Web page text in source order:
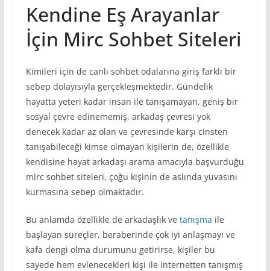
Kendine Eş Arayanlar
İçin Mirc Sohbet Siteleri
Kimileri için de canlı sohbet odalarına giriş farklı bir
sebep dolayısıyla gerçekleşmektedir. Gündelik
hayatta yeteri kadar insan ile tanışamayan, geniş bir
sosyal çevre edinememiş, arkadaş çevresi yok
denecek kadar az olan ve çevresinde karşı cinsten
tanışabileceği kimse olmayan kişilerin de, özellikle
kendisine hayat arkadaşı arama amacıyla başvurduğu
mirc sohbet siteleri, çoğu kişinin de aslında yuvasını
kurmasına sebep olmaktadır.
Bu anlamda özellikle de arkadaşlık ve tanışma ile
başlayan süreçler, beraberinde çok iyi anlaşmayı ve
kafa dengi olma durumunu getirirse, kişiler bu
sayede hem evlenecekleri kişi ile internetten tanışmış